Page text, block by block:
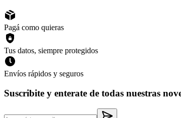
Pagá como quieras
Tus datos, siempre protegidos
Envíos rápidos y seguros
Suscribite y enterate de todas nuestras